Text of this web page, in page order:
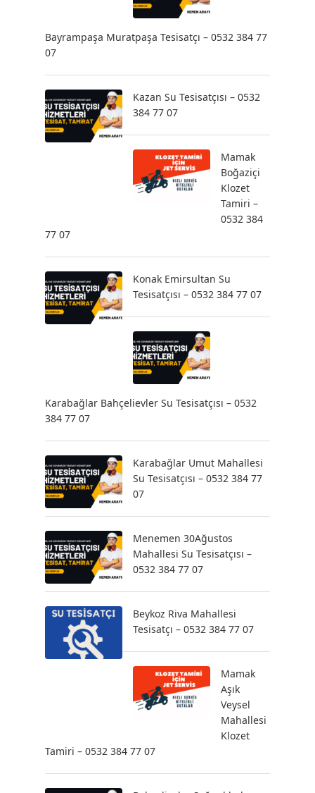
Bayrampaşa Muratpaşa Tesisatçı – 0532 384 77
07
Kazan Su Tesisatçısı – 0532
384 77 07
Mamak
Boğaziçi
Klozet
Tamiri –
0532 384
77 07
Konak Emirsultan Su
Tesisatçısı – 0532 384 77 07
Karabağlar Bahçelievler Su Tesisatçısı – 0532
384 77 07
Karabağlar Umut Mahallesi
Su Tesisatçısı – 0532 384 77
07
Menemen 30Ağustos
Mahallesi Su Tesisatçısı –
0532 384 77 07
Beykoz Riva Mahallesi
Tesisatçı – 0532 384 77 07
Mamak
Aşık
Veysel
Mahallesi
Klozet
Tamiri – 0532 384 77 07